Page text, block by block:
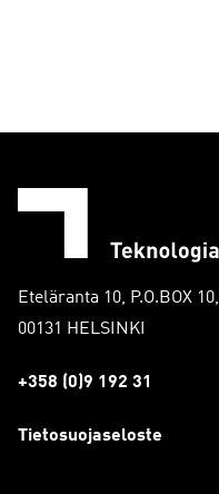
Eteläranta 10, P.O.BOX 10,
00131 HELSINKI
+358 (0)9 192 31
Tietosuojaseloste